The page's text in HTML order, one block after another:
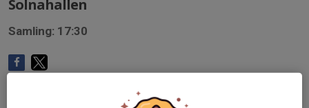
Solnahallen
Samling: 17:30